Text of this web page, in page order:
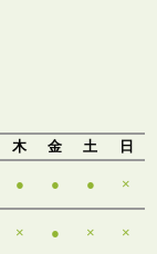
木 金 土
日
● ● ● ×
× ● × ×